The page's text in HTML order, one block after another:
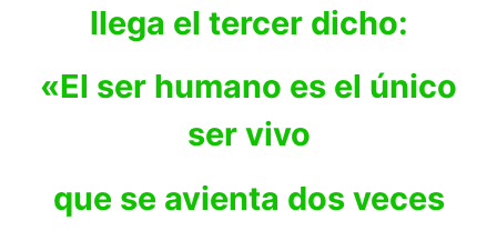
llega el tercer dicho:
«El ser humano es el único
ser vivo
que se avienta dos veces